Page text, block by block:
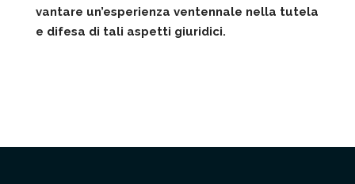
vantare un’esperienza ventennale nella tutela
e difesa di tali aspetti giuridici.